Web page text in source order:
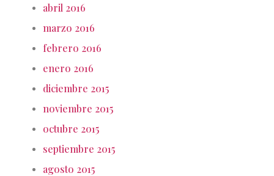
abril 2016
marzo 2016
febrero 2016
enero 2016
diciembre 2015
noviembre 2015
octubre 2015
septiembre 2015
agosto 2015